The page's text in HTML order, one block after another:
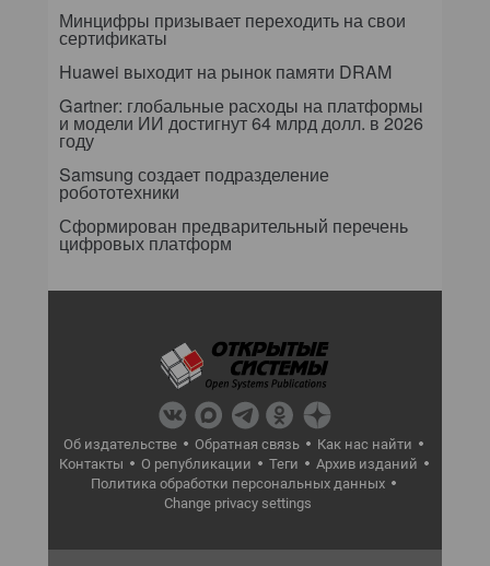
Минцифры призывает переходить на свои
сертификаты
Huawei выходит на рынок памяти DRAM
Gartner: глобальные расходы на платформы
и модели ИИ достигнут 64 млрд долл. в 2026
году
Samsung создает подразделение
робототехники
Сформирован предварительный перечень
цифровых платформ
Об издательстве Обратная связь
Как нас найти
Контакты
О републикации Теги
Архив изданий
Политика обработки персональных данных
Change privacy settings